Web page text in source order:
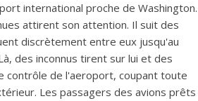
international proche de Washington.
attirent son attention. Il suit des
discrètement entre eux jusqu'au
des inconnus tirent sur lui et des
contrôle de l'aeroport, coupant toute
Les passagers des avions prêts